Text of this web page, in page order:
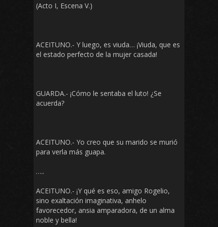
(Acto I, Escena V.)
ACEITUNO.- Y luego, es viuda… ¡Viuda, que es
el estado perfecto de la mujer casada!
GUARDA.- ¡Cómo le sentaba el luto! ¿Se
acuerda?
ACEITUNO.- Yo creo que su marido se murió
para verla más guapa.
…..
ACEITUNO.- ¡Y qué es eso, amigo Rogelio,
sino exaltación imaginativa, anhelo
favorecedor, ansia amparadora, de un alma
noble y bella!